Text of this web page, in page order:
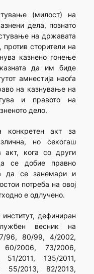
(милост) на
дела, познато
на државата
сторители на
казнено гонење
да им биде
амнестија наоѓа
на казнување на
и правото на
дело.
конкретен акт за
но секогаш
акт, кога со други
се добие правно
да се занемари и
потреба на овој
е одлучено.
дефиниран
весник на
96, 80/99, 4/2002,
2006, 73/2006,
2011, 135/2011,
55/2013, 82/2013,